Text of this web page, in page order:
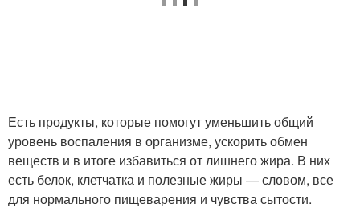
Есть продукты, которые помогут уменьшить общий
уровень воспаления в организме, ускорить обмен
веществ и в итоге избавиться от лишнего жира. В них
есть белок, клетчатка и полезные жиры — словом, все
для нормального пищеварения и чувства сытости.